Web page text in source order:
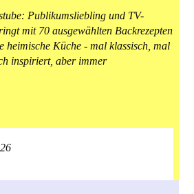
Publikumsliebling und TV-
mit 70 ausgewählten Backrezepten
heimische Küche - mal klassisch, mal
inspiriert, aber immer